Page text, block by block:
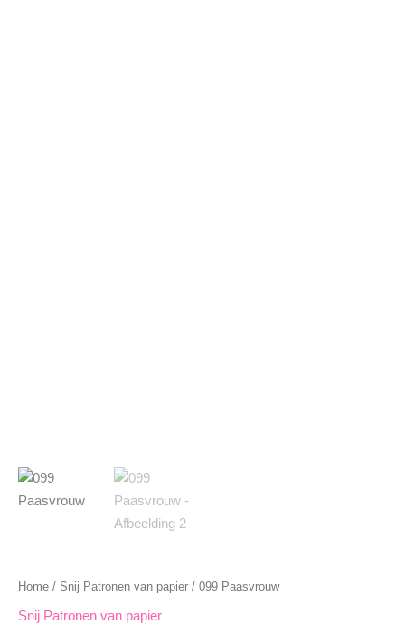
Home / Snij Patronen van papier / 099 Paasvrouw
Snij Patronen van papier